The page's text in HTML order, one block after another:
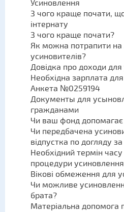
Усиновлення
З чого краще почати,
інтернату
З чого краще почати?
Як можна потрапити на
усиновителів?
Довідка про доходи
Необхідна зарплата
Анкета №0259194
Документы для
гражданами
Чи ваш фонд допомагає
Чи передбачена
відпустка по догляду
Необхідний термін
процедури усиновлення
Вікові обмеження для
Чи можливе
брата?
Матеріальна допомога